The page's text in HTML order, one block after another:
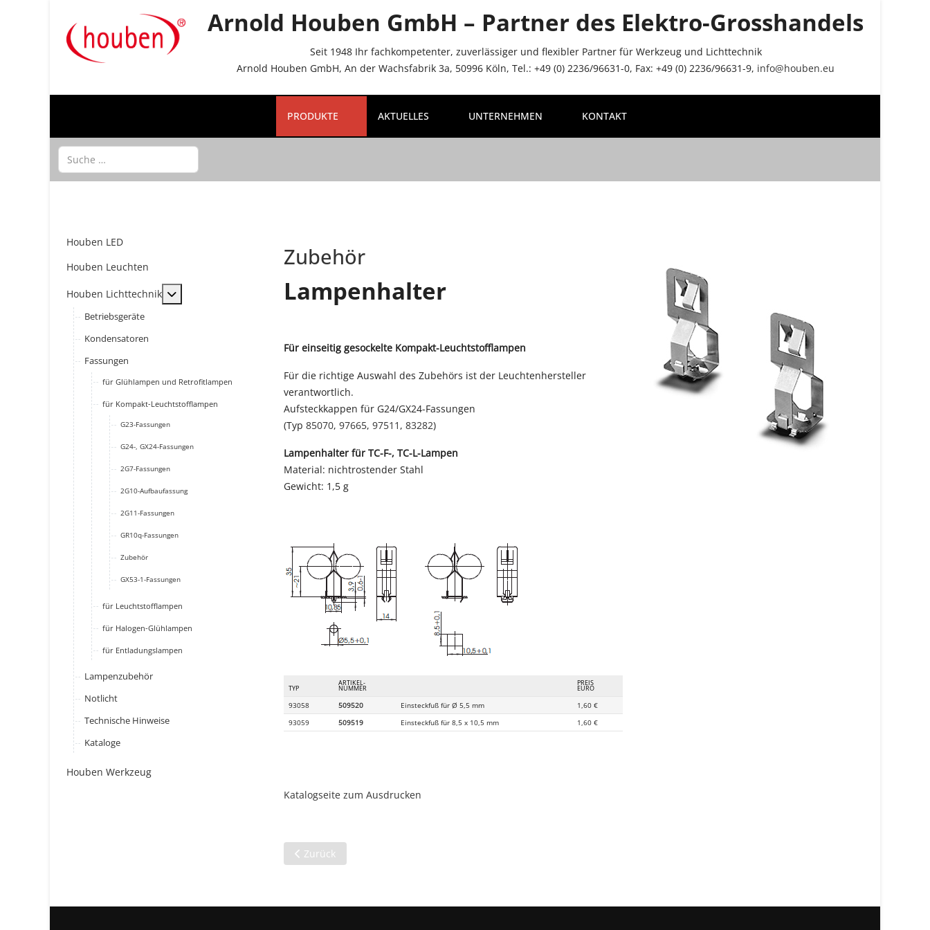
Arnold Houben GmbH – Partner des Elektro-Grosshandels
Seit 1948 Ihr fachkompetenter, zuverlässiger und flexibler Partner für Werkzeug und Lichttechnik
Arnold Houben GmbH, An der Wachsfabrik 3a, 50996 Köln, Tel.: +49 (0) 2236/96631-0, Fax: +49 (0) 2236/96631-9, info@houben.eu
PRODUKTE AKTUELLES UNTERNEHMEN KONTAKT
Suchen
Houben LED
Houben Leuchten
Houben Lichttechnik MOD_MENU_TOGGLE_SUBMENU_LABEL
Betriebsgeräte
Kondensatoren
Fassungen
für Glühlampen und Retrofitlampen
für Kompakt-Leuchtstofflampen
G23-Fassungen
G24-, GX24-Fassungen
2G7-Fassungen
2G10-Aufbaufassung
2G11-Fassungen
GR10q-Fassungen
Zubehör
GX53-1-Fassungen
für Leuchtstofflampen
für Halogen-Glühlampen
für Entladungslampen
Lampenzubehör
Notlicht
Technische Hinweise
Kataloge
Houben Werkzeug
Zubehör
Lampenhalter
Für einseitig gesockelte Kompakt-Leuchtstofflampen
Für die richtige Auswahl des Zubehörs ist der Leuchtenhersteller
verantwortlich.
Aufsteckkappen für G24/GX24-Fassungen
(Typ 85070, 97665, 97511 , 83282)
Lampenhalter für TC-F-, TC-L-Lampen
Material: nichtrostender Stahl
Gewicht: 1,5 g
TYP
ARTIKEL-
NUMMER
PREIS
EURO
93058 509520 Einsteckfuß für Ø 5,5 mm
1,60 €
93059
509519 Einsteckfuß für 8,5 x 10,5 mm 1,60 €
Katalogseite zum Ausdrucken
Vorheriger Beitrag: Lampenhalter für TC-S, TC-SEL-Lampen
Zurück